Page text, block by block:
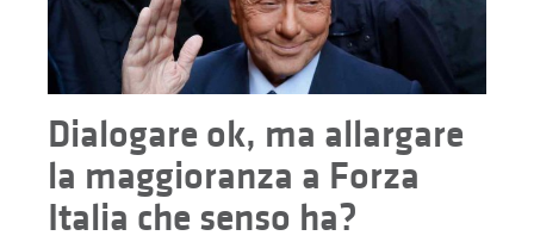
Dialogare ok, ma allargare
la maggioranza a Forza
Italia che senso ha?